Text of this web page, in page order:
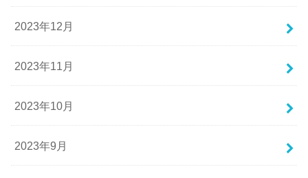
2023年12月
2023年11月
2023年10月
2023年9月